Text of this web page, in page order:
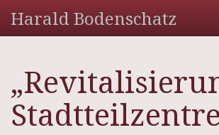
Harald Bodenschatz